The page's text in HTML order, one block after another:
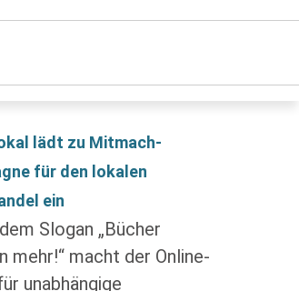
lädt zu Mitmach-
für den lokalen
ein
Slogan „Bücher
mehr!“ macht der Online-
unabhängige